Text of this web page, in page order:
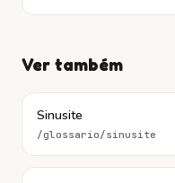
Ver também
Sinusite
/glossario/sinusite